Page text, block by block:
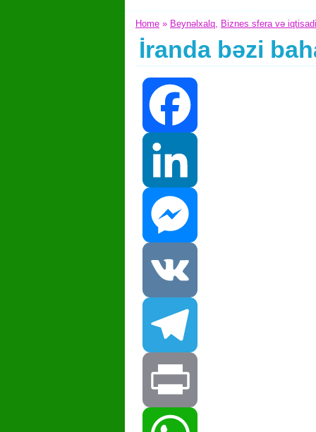
Home » Beynəlxalq, Biznes sfera və
İranda bəzi
Facebook
LinkedIn
Messenger
VK
Telegram